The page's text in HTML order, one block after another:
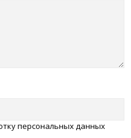
персональных данных